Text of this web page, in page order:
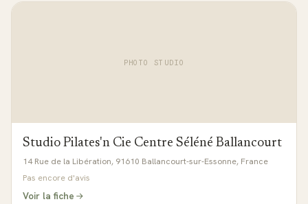
PHOTO STUDIO
Studio Pilates'n Cie Centre Séléné Ballancourt
14 Rue de la Libération, 91610 Ballancourt-sur-Essonne, France
Pas encore d'avis
Voir la fiche